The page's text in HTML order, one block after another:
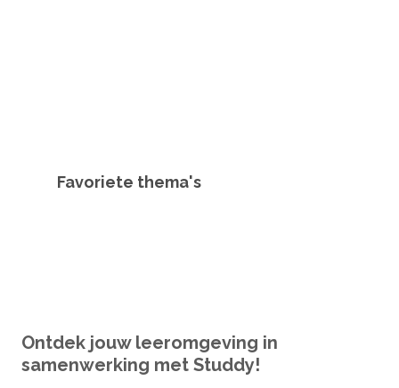
Favoriete thema's
Ontdek jouw leeromgeving in
samenwerking met Studdy!
De nieuwe DISC persoonlijkheidstest
Om meer te bereiken moet je eerst jezelf leren kennen. Doe